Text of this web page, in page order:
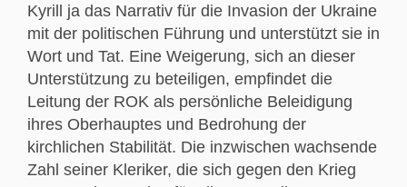
Kyrill ja das Narrativ für die Invasion der Ukraine
mit der politischen Führung und unterstützt sie in
Wort und Tat. Eine Weigerung, sich an dieser
Unterstützung zu beteiligen, empfindet die
Leitung der ROK als persönliche Beleidigung
ihres Oberhauptes und Bedrohung der
kirchlichen Stabilität. Die inzwischen wachsende
Zahl seiner Kleriker, die sich gegen den Krieg